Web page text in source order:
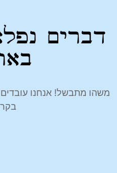
דברים
משהו מתבשל! אנחנו